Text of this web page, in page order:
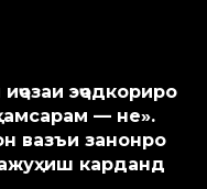
эҷодкориро
— не».
вазъи занонро
карданд